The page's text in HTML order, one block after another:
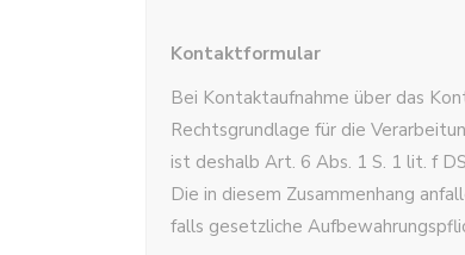
Kontaktformular
Bei Kontaktaufnahme über das
Rechtsgrundlage für die
ist deshalb Art. 6 Abs. 1 S. 1 lit. f
Die in diesem Zusammenhang
falls gesetzliche